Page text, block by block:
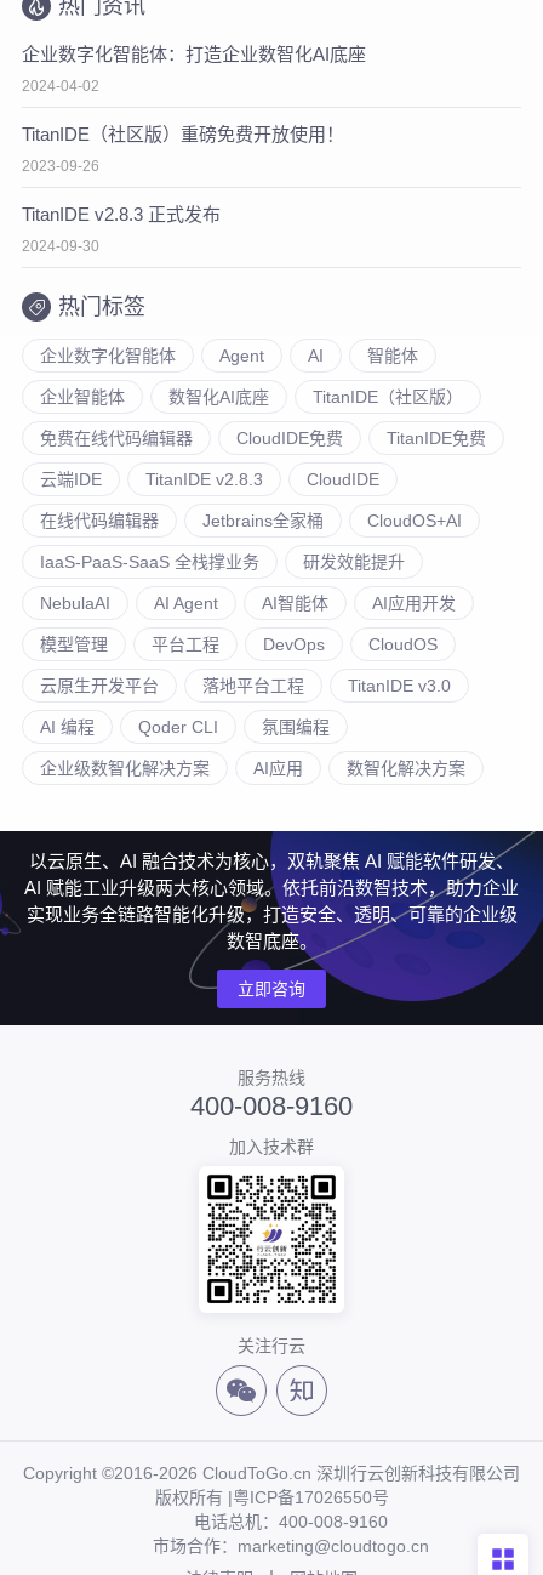
热门资讯
企业数字化智能体：打造企业数智化AI底座
2024-04-02
TitanIDE（社区版）重磅免费开放使用！
2023-09-26
TitanIDE v2.8.3 正式发布
2024-09-30
热门标签
企业数字化智能体 Agent AI 智能体
企业智能体 数智化AI底座 TitanIDE（社区版）
免费在线代码编辑器 CloudIDE免费 TitanIDE免费
云端IDE TitanIDE v2.8.3 CloudIDE
在线代码编辑器 Jetbrains全家桶 CloudOS+AI
IaaS-PaaS-SaaS 全栈撑业务 研发效能提升
NebulaAI AI Agent AI智能体 AI应用开发
模型管理 平台工程 DevOps CloudOS
云原生开发平台 落地平台工程 TitanIDE v3.0
AI 编程 Qoder CLI 氛围编程
企业级数智化解决方案 AI应用 数智化解决方案
以云原生、AI 融合技术为核心，双轨聚焦 AI 赋能软件研发、
AI 赋能工业升级两大核心领域。依托前沿数智技术，助力企业
实现业务全链路智能化升级，打造安全、透明、可靠的企业级
数智底座。
立即咨询
服务热线
400-008-9160
加入技术群
关注行云
Copyright ©2016-2026 CloudToGo.cn 深圳行云创新科技有限公司
版权所有 |粤ICP备17026550号
电话总机：400-008-9160
市场合作：marketing@cloudtogo.cn